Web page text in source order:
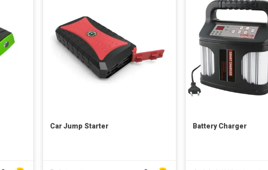
Car Jump Starter Battery Charger